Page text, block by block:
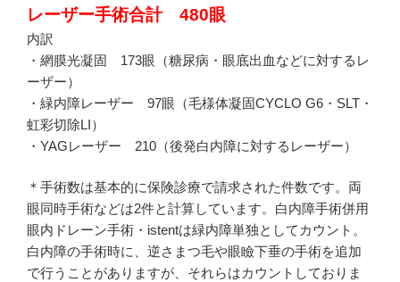
レーザー手術合計 480眼
内訳
・網膜光凝固 173眼（糖尿病・眼底出血などに対するレ
ーザー）
・緑内障レーザー 97眼（毛様体凝固CYCLO G6・SLT・
虹彩切除LI）
・YAGレーザー 210（後発白内障に対するレーザー）
＊手術数は基本的に保険診療で請求された件数です。両
眼同時手術などは2件と計算しています。白内障手術併用
眼内ドレーン手術・istentは緑内障単独としてカウント。
白内障の手術時に、逆さまつ毛や眼瞼下垂の手術を追加
で行うことがありますが、それらはカウントしておりま